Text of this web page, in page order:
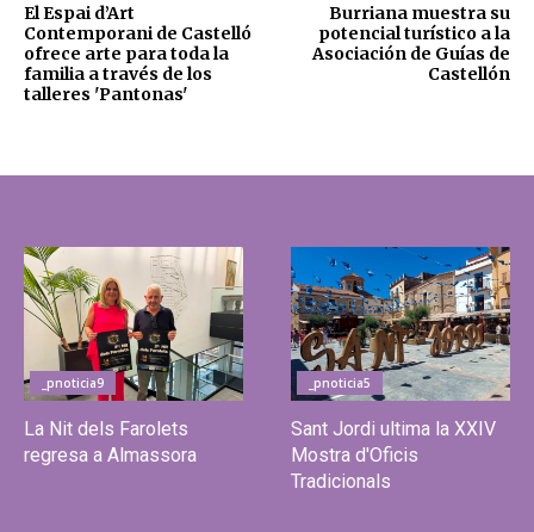
El Espai d’Art
Contemporani de Castelló
ofrece arte para toda la
familia a través de los
talleres 'Pantonas'
Burriana muestra su
potencial turístico a la
Asociación de Guías de
Castellón
_pnoticia9
La Nit dels Farolets
regresa a Almassora
_pnoticia5
Sant Jordi ultima la XXIV
Mostra d'Oficis
Tradicionals